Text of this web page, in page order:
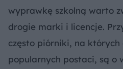
wyprawkę szkolną warto
drogie marki i licencje.
często piórniki, na których
popularnych postaci, są o